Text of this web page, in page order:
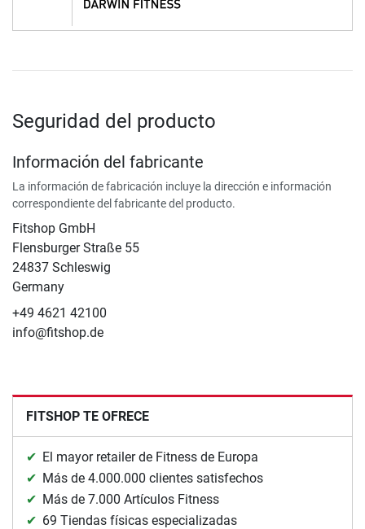
Seguridad del producto
Información del fabricante
La información de fabricación incluye la dirección e información
correspondiente del fabricante del producto.
Fitshop GmbH
Flensburger Straße 55
24837 Schleswig
Germany
+49 4621 42100
info@fitshop.de
FITSHOP TE OFRECE
El mayor retailer de Fitness de Europa
Más de 4.000.000 clientes satisfechos
Más de 7.000 Artículos Fitness
69 Tiendas físicas especializadas